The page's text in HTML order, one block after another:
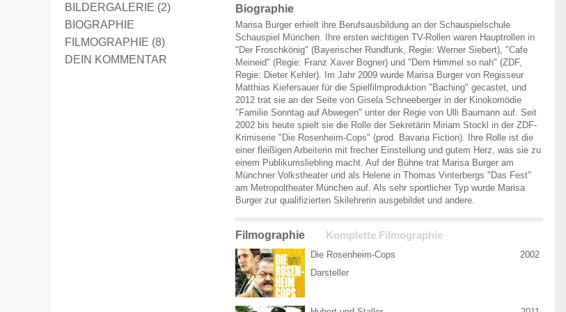
BILDERGALERIE (2)
BIOGRAPHIE
FILMOGRAPHIE (8)
DEIN KOMMENTAR
Biographie
Marisa Burger erhielt ihre Berufsausbildung an der Schauspielschule
Schauspiel München. Ihre ersten wichtigen TV-Rollen waren Hauptrollen in
"Der Froschkönig" (Bayerischer Rundfunk, Regie: Werner Siebert), "Cafe
Meineid" (Regie: Franz Xaver Bogner) und "Dem Himmel so nah" (ZDF,
Regie: Dieter Kehler). Im Jahr 2009 wurde Marisa Burger von Regisseur
Matthias Kiefersauer für die Spielfilmproduktion "Baching" gecastet, und
2012 trat sie an der Seite von Gisela Schneeberger in der Kinokomödie
"Familie Sonntag auf Abwegen" unter der Regie von Ulli Baumann auf. Seit
2002 bis heute spielt sie die Rolle der Sekretärin Miriam Stockl in der ZDF-
Krimiserie "Die Rosenheim-Cops" (prod. Bavaria Fiction). Ihre Rolle ist die
einer fleißigen Arbeiterin mit frecher Einstellung und gutem Herz, was sie zu
einem Publikumsliebling macht. Auf der Bühne trat Marisa Burger am
Münchner Volkstheater und als Helene in Thomas Vinterbergs "Das Fest"
am Metropoltheater München auf. Als sehr sportlicher Typ wurde Marisa
Burger zur qualifizierten Skilehrerin ausgebildet und andere.
Filmographie Komplette Filmographie
Die Rosenheim-Cops
Darsteller
2002